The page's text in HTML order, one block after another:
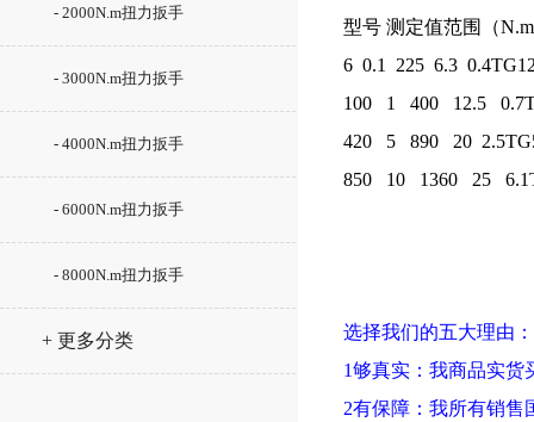
- 2000N.m扭力扳手
- 3000N.m扭力扳手
- 4000N.m扭力扳手
- 6000N.m扭力扳手
- 8000N.m扭力扳手
+ 更多分类
型号 测定值范围（
6 0.1 225 6.3
100 1 400 12.5
420 5 890 20
850 10 1360 25
选择我们的五大理由：
1够真实：我商品实货
2有保障：我所有销售